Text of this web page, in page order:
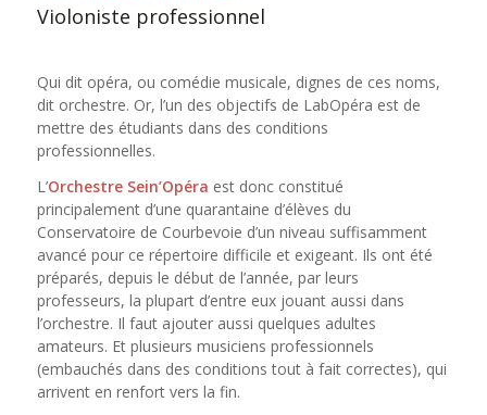
Violoniste professionnel
Qui dit opéra, ou comédie musicale, dignes de ces noms,
dit orchestre. Or, l’un des objectifs de LabOpéra est de
mettre des étudiants dans des conditions
professionnelles.
L’Orchestre Sein’Opéra est donc constitué
principalement d’une quarantaine d’élèves du
Conservatoire de Courbevoie d’un niveau suffisamment
avancé pour ce répertoire difficile et exigeant. Ils ont été
préparés, depuis le début de l’année, par leurs
professeurs, la plupart d’entre eux jouant aussi dans
l’orchestre. Il faut ajouter aussi quelques adultes
amateurs. Et plusieurs musiciens professionnels
(embauchés dans des conditions tout à fait correctes), qui
arrivent en renfort vers la fin.